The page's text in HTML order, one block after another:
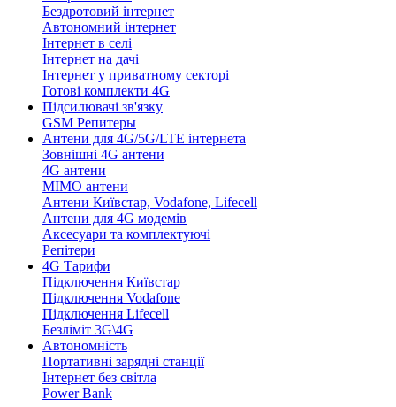
Бездротовий інтернет
Автономний інтернет
Інтернет в селі
Інтернет на дачі
Інтернет у приватному секторі
Готові комплекти 4G
Підсилювачі зв'язку
GSM Репитеры
Антени для 4G/5G/LTE інтернета
Зовнішні 4G антени
4G антени
MIMO антени
Антени Київстар, Vodafone, Lifecell
Антени для 4G модемів
Аксесуари та комплектуючі
Репітери
4G Тарифи
Підключення Київстар
Підключення Vodafone
Підключення Lifecell
Безліміт 3G\4G
Автономність
Портативні зарядні станції
Інтернет без світла
Power Bank